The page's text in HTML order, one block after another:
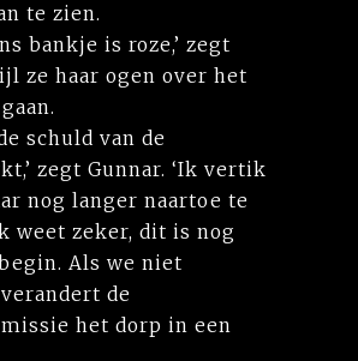
te zien.
bankje is roze,’ zegt
ze haar ogen over het
schuld van de
zegt Gunnar. ‘Ik vertik
nog langer naartoe te
weet zeker, dit is nog
Als we niet
de
het dorp in een